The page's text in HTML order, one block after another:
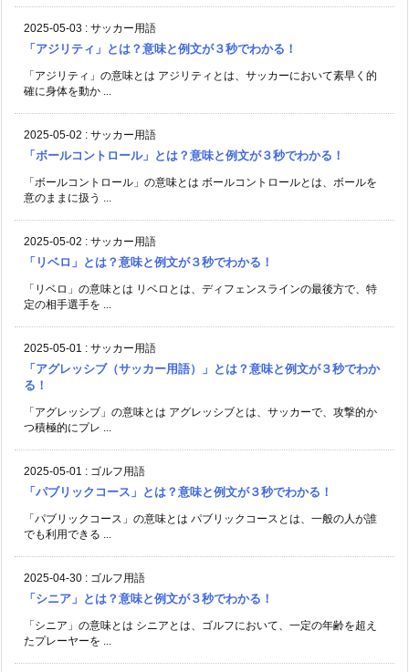
2025-05-03 : サッカー用語
「アジリティ」とは？意味と例文が３秒でわかる！
「アジリティ」の意味とは アジリティとは、サッカーにおいて素早く的
確に身体を動か ...
2025-05-02 : サッカー用語
「ボールコントロール」とは？意味と例文が３秒でわかる！
「ボールコントロール」の意味とは ボールコントロールとは、ボールを
意のままに扱う ...
2025-05-02 : サッカー用語
「リベロ」とは？意味と例文が３秒でわかる！
「リベロ」の意味とは リベロとは、ディフェンスラインの最後方で、特
定の相手選手を ...
2025-05-01 : サッカー用語
「アグレッシブ（サッカー用語）」とは？意味と例文が３秒でわか
る！
「アグレッシブ」の意味とは アグレッシブとは、サッカーで、攻撃的か
つ積極的にプレ ...
2025-05-01 : ゴルフ用語
「パブリックコース」とは？意味と例文が３秒でわかる！
「パブリックコース」の意味とは パブリックコースとは、一般の人が誰
でも利用できる ...
2025-04-30 : ゴルフ用語
「シニア」とは？意味と例文が３秒でわかる！
「シニア」の意味とは シニアとは、ゴルフにおいて、一定の年齢を超え
たプレーヤーを ...